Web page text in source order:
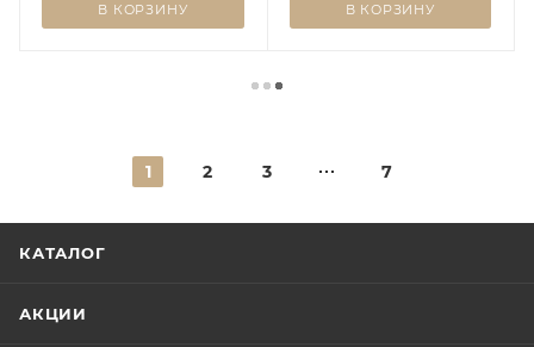
В КОРЗИНУ В КОРЗИНУ
1 2 3 7
КАТАЛОГ
АКЦИИ